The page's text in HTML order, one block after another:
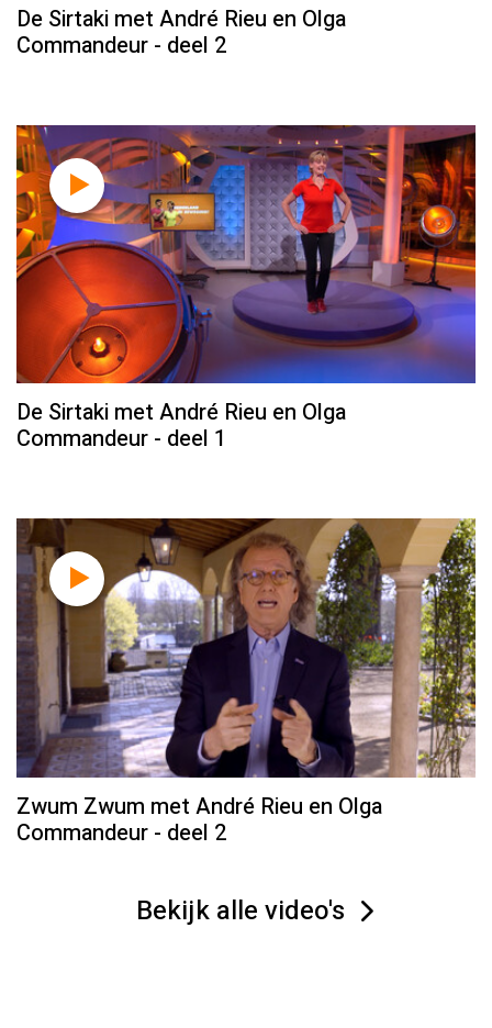
De Sirtaki met André Rieu en Olga
Commandeur - deel 2
De Sirtaki met André Rieu en Olga
Commandeur - deel 1
Zwum Zwum met André Rieu en Olga
Commandeur - deel 2
Bekijk alle video's